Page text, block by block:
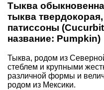
Тыква
тыква
патиссоны
название: Pumpkin)
Тыква, родом из
стеблем и крупными
различной формы и
родом из Мексики.